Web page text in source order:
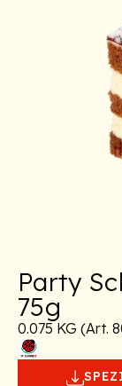
Party
75g
0.075 KG (Art.